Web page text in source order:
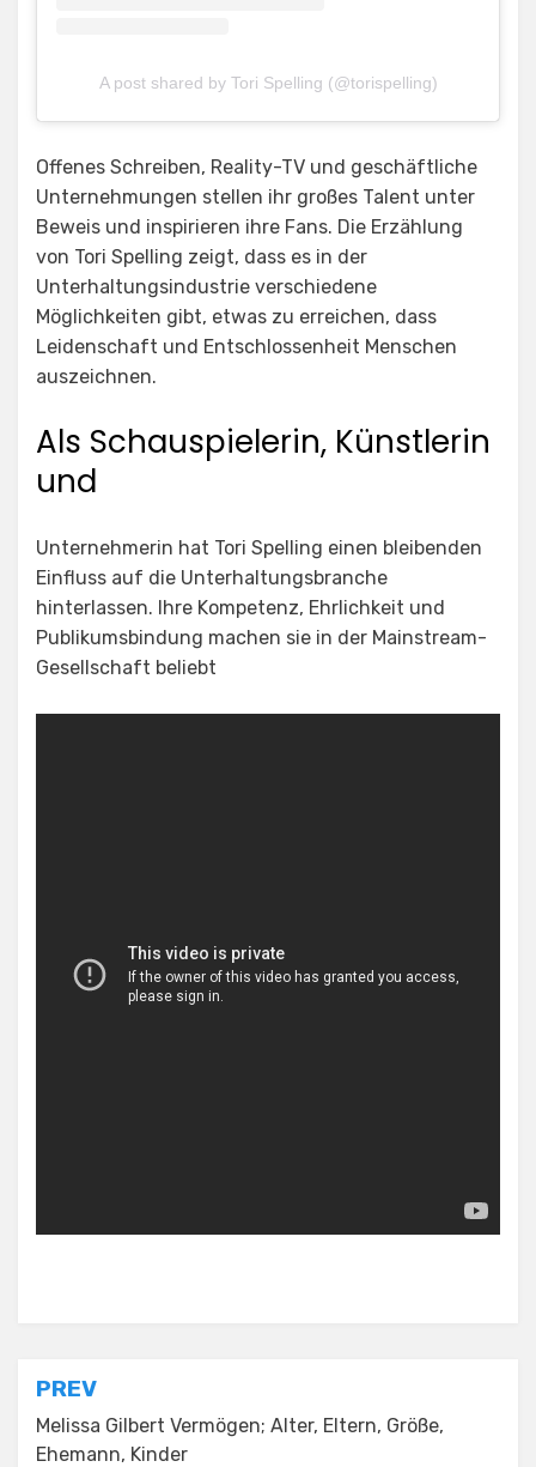
A post shared by Tori Spelling (@torispelling)
Offenes Schreiben, Reality-TV und geschäftliche
Unternehmungen stellen ihr großes Talent unter
Beweis und inspirieren ihre Fans. Die Erzählung
von Tori Spelling zeigt, dass es in der
Unterhaltungsindustrie verschiedene
Möglichkeiten gibt, etwas zu erreichen, dass
Leidenschaft und Entschlossenheit Menschen
auszeichnen.
Als Schauspielerin, Künstlerin
und
Unternehmerin hat Tori Spelling einen bleibenden
Einfluss auf die Unterhaltungsbranche
hinterlassen. Ihre Kompetenz, Ehrlichkeit und
Publikumsbindung machen sie in der Mainstream-
Gesellschaft beliebt
Post
navigation
PREV
Melissa Gilbert Vermögen; Alter, Eltern, Größe,
Ehemann, Kinder